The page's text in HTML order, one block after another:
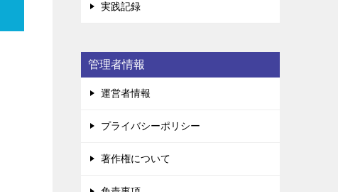
実践記録
管理者情報
運営者情報
プライバシーポリシー
著作権について